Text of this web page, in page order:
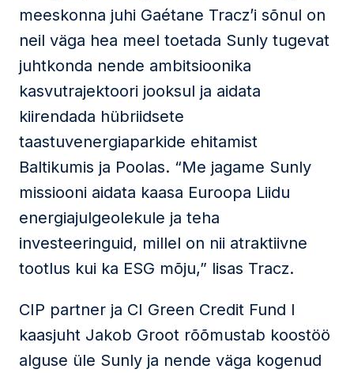
meeskonna juhi Gaétane Tracz’i sõnul on
neil väga hea meel toetada Sunly tugevat
juhtkonda nende ambitsioonika
kasvutrajektoori jooksul ja aidata
kiirendada hübriidsete
taastuvenergiaparkide ehitamist
Baltikumis ja Poolas. “Me jagame Sunly
missiooni aidata kaasa Euroopa Liidu
energiajulgeolekule ja teha
investeeringuid, millel on nii atraktiivne
tootlus kui ka ESG mõju,” lisas Tracz.
CIP partner ja CI Green Credit Fund I
kaasjuht Jakob Groot rõõmustab koostöö
alguse üle Sunly ja nende väga kogenud